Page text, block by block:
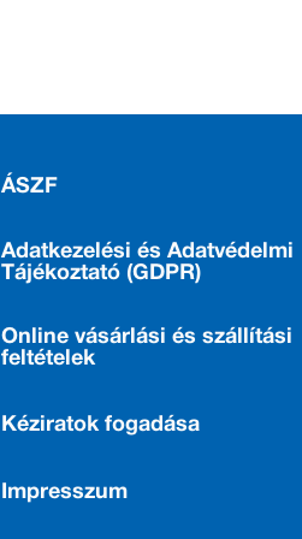
ÁSZF
Adatkezelési és Adatvédelmi
Tájékoztató (GDPR)
Online vásárlási és szállítási
feltételek
Kéziratok fogadása
Impresszum